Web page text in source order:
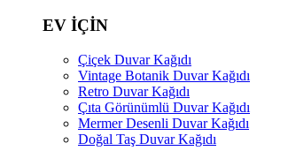
EV İÇİN
Çiçek Duvar Kağıdı
Vintage Botanik Duvar Kağıdı
Retro Duvar Kağıdı
Çıta Görünümlü Duvar Kağıdı
Mermer Desenli Duvar Kağıdı
Doğal Taş Duvar Kağıdı